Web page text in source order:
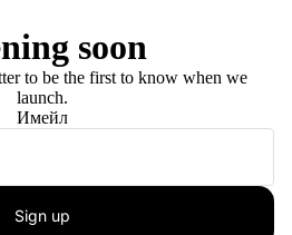
soon
to be the first to know when we
launch.
Имейл
Sign up